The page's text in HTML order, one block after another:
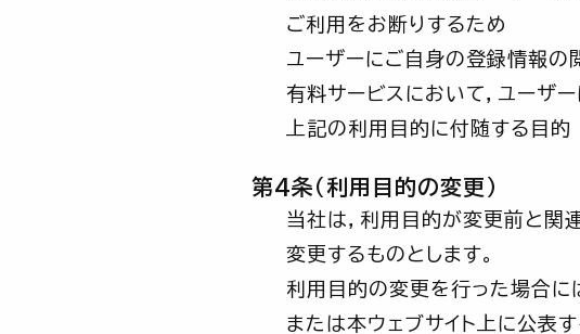
ご利用をお断りするため
ユーザーにご自身の登録情報の
有料サービスにおいて，ユーザ
上記の利用目的に付随する目的
第4条（利用目的の変更）
当社は，利用目的が変更前と関
変更するものとします。
利用目的の変更を行った場合に
または本ウェブサイト上に公表す